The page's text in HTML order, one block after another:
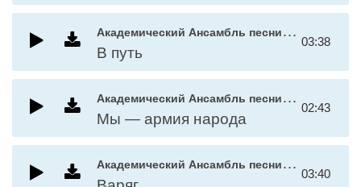
А
кадемический Ансамбль песни и пляски Российской Армии имени А.В. Александрова
В путь
03:38
А
кадемический Ансамбль песни и пляски Российской Армии имени А.В. Александрова
Мы — армия народа
02:43
А
кадемический Ансамбль песни и пляски Российской Армии имени А.В. Александрова
03:40